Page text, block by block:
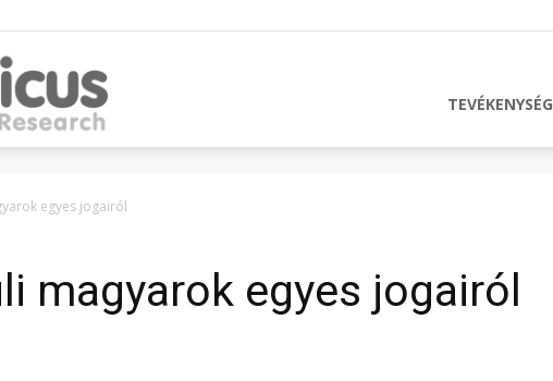
Publicus
TEVÉKENYSÉG
egyes jogairól
magyarok egyes jogairól